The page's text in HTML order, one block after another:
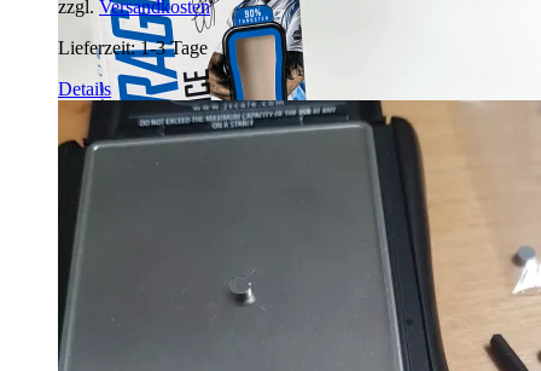
zzgl. Versandkosten
Lieferzeit:1-3 Tage
Details